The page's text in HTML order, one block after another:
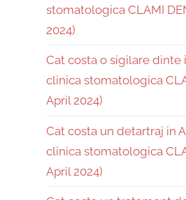
stomatologica CLAMI
2024)
Cat costa o sigilare dinte
clinica stomatologica
April 2024)
Cat costa un detartraj in
clinica stomatologica
April 2024)